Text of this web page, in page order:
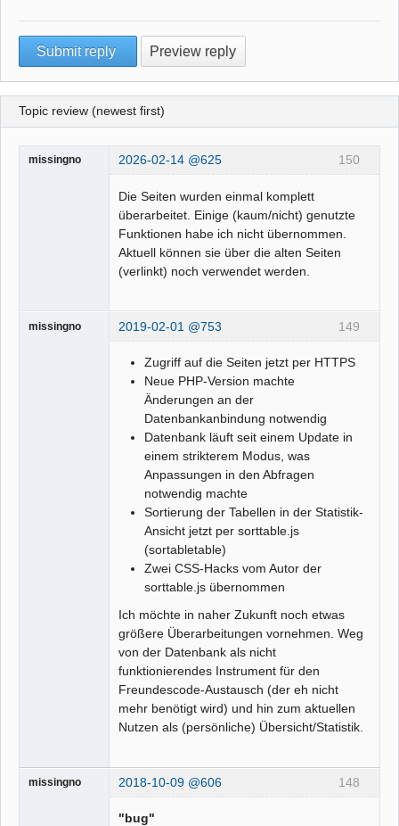
Topic review (newest first)
150
missingno 2026-02-14 @625
Die Seiten wurden einmal komplett
überarbeitet. Einige (kaum/nicht) genutzte
Funktionen habe ich nicht übernommen.
Aktuell können sie über die alten Seiten
(verlinkt) noch verwendet werden.
149
missingno 2019-02-01 @753
Zugriff auf die Seiten jetzt per HTTPS
Neue PHP-Version machte
Änderungen an der
Datenbankanbindung notwendig
Datenbank läuft seit einem Update in
einem strikterem Modus, was
Anpassungen in den Abfragen
notwendig machte
Sortierung der Tabellen in der Statistik-
Ansicht jetzt per sorttable.js
(sortabletable)
Zwei CSS-Hacks vom Autor der
sorttable.js übernommen
Ich möchte in naher Zukunft noch etwas
größere Überarbeitungen vornehmen. Weg
von der Datenbank als nicht
funktionierendes Instrument für den
Freundescode-Austausch (der eh nicht
mehr benötigt wird) und hin zum aktuellen
Nutzen als (persönliche) Übersicht/Statistik.
148
missingno 2018-10-09 @606
"bug"